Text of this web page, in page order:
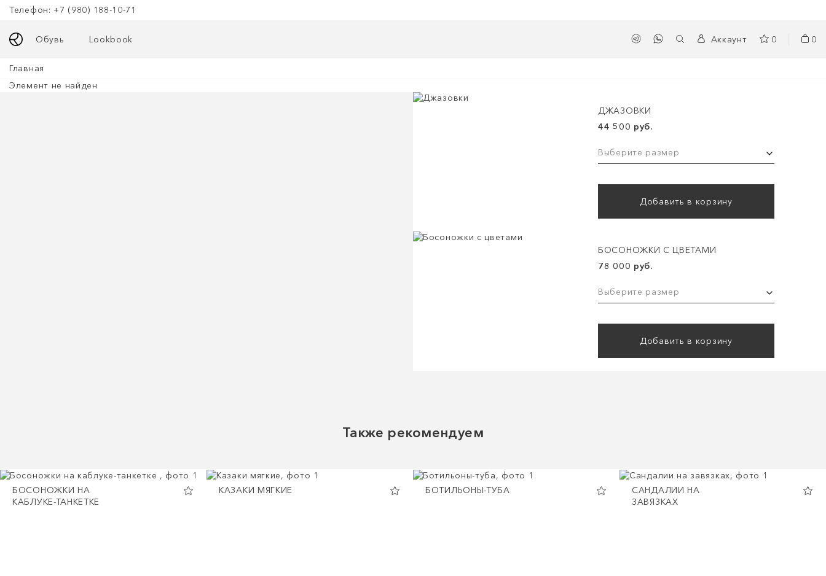
Телефон: +7 (980) 188-10-71
Обувь Lookbook Аккаунт 0 0
Главная
Элемент не найден
ДЖАЗОВКИ
44 500 руб.
Выберите размер
Добавить в корзину
БОСОНОЖКИ С ЦВЕТАМИ
78 000 руб.
Выберите размер
Добавить в корзину
Также рекомендуем
БОСОНОЖКИ НА
КАБЛУКЕ-ТАНКЕТКЕ
КАЗАКИ МЯГКИЕ БОТИЛЬОНЫ-ТУБА
САНДАЛИИ НА
ЗАВЯЗКАХ